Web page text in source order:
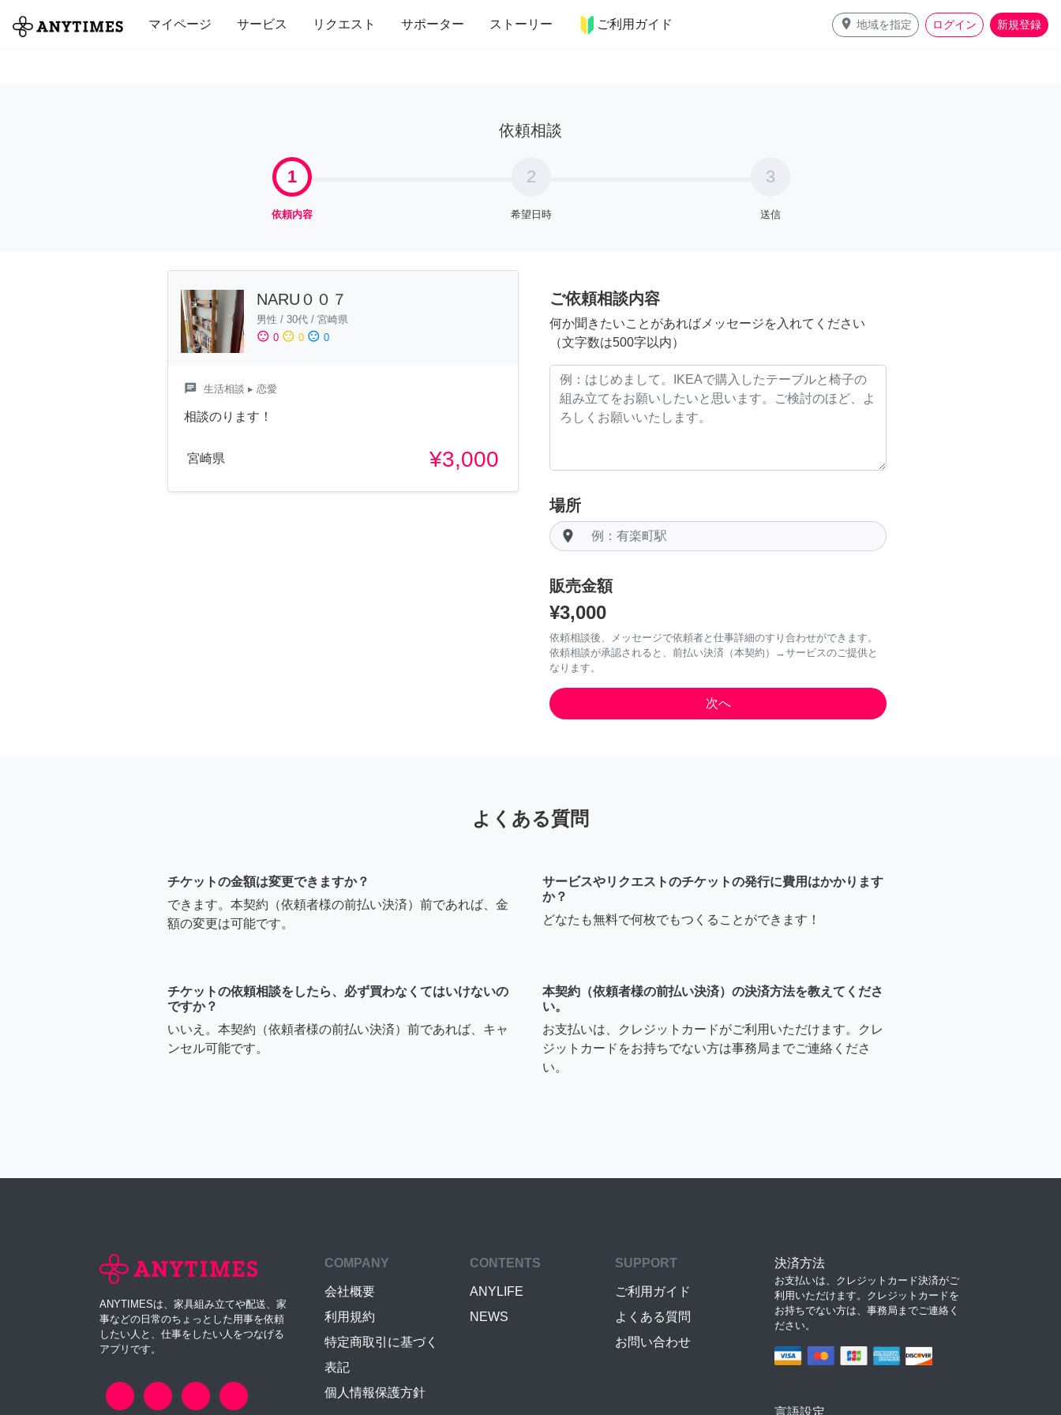
マイページ サービス リクエスト サポーター ストーリー ご利用ガイド place 地域を指定 ログイン 新規登録
全て 修理・組立 家事 引っ越し インテリア 趣味・習い事 ペット 料理
依頼相談
1
依頼内容
2
希望日時
3
送信
NARU００７
男性 / 30代 / 宮崎県
sentiment_satisfied 0 sentiment_neutral 0 sentiment_dissatisfied 0
chat 生活相談 ▸ 恋愛
相談のります！
宮崎県 ¥3,000
ご依頼相談内容
何か聞きたいことがあればメッセージを入れてください
（文字数は500字以内）
場所
room
販売金額
¥3,000
依頼相談後、メッセージで依頼者と仕事詳細のすり合わせができます。
依頼相談が承認されると、前払い決済（本契約）→サービスのご提供と
なります。
よくある質問
チケットの金額は変更できますか？
できます。本契約（依頼者様の前払い決済）前であれば、金
額の変更は可能です。
サービスやリクエストのチケットの発行に費用はかかります
か？
どなたも無料で何枚でもつくることができます！
チケットの依頼相談をしたら、必ず買わなくてはいけないの
ですか？
いいえ。本契約（依頼者様の前払い決済）前であれば、キャ
ンセル可能です。
本契約（依頼者様の前払い決済）の決済方法を教えてくださ
い。
お支払いは、クレジットカードがご利用いただけます。クレ
ジットカードをお持ちでない方は事務局までご連絡くださ
い。
ANYTIMESは、家具組み立てや配送、家
事などの日常のちょっとした用事を依頼
したい人と、仕事をしたい人をつなげる
アプリです。
COMPANY
会社概要
利用規約
特定商取引に基づく
表記
個人情報保護方針
CONTENTS
ANYLIFE
NEWS
SUPPORT
ご利用ガイド
よくある質問
お問い合わせ
決済方法
お支払いは、クレジットカード決済がご
利用いただけます。クレジットカードを
お持ちでない方は、事務局までご連絡く
ださい。
言語設定